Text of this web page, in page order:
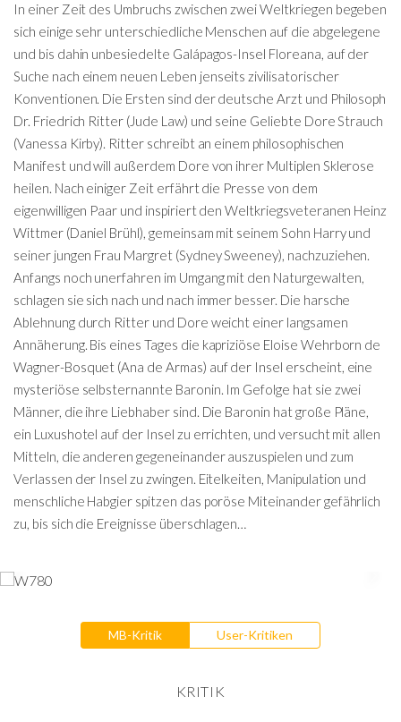
In einer Zeit des Umbruchs zwischen zwei Weltkriegen begeben
sich einige sehr unterschiedliche Menschen auf die abgelegene
und bis dahin unbesiedelte Galápagos-Insel Floreana, auf der
Suche nach einem neuen Leben jenseits zivilisatorischer
Konventionen. Die Ersten sind der deutsche Arzt und Philosoph
Dr. Friedrich Ritter (Jude Law) und seine Geliebte Dore Strauch
(Vanessa Kirby). Ritter schreibt an einem philosophischen
Manifest und will außerdem Dore von ihrer Multiplen Sklerose
heilen. Nach einiger Zeit erfährt die Presse von dem
eigenwilligen Paar und inspiriert den Weltkriegsveteranen Heinz
Wittmer (Daniel Brühl), gemeinsam mit seinem Sohn Harry und
seiner jungen Frau Margret (Sydney Sweeney), nachzuziehen.
Anfangs noch unerfahren im Umgang mit den Naturgewalten,
schlagen sie sich nach und nach immer besser. Die harsche
Ablehnung durch Ritter und Dore weicht einer langsamen
Annäherung. Bis eines Tages die kapriziöse Eloise Wehrborn de
Wagner-Bosquet (Ana de Armas) auf der Insel erscheint, eine
mysteriöse selbsternannte Baronin. Im Gefolge hat sie zwei
Männer, die ihre Liebhaber sind. Die Baronin hat große Pläne,
ein Luxushotel auf der Insel zu errichten, und versucht mit allen
Mitteln, die anderen gegeneinander auszuspielen und zum
Verlassen der Insel zu zwingen. Eitelkeiten, Manipulation und
menschliche Habgier spitzen das poröse Miteinander gefährlich
zu, bis sich die Ereignisse überschlagen…
MB-Kritik User-Kritiken
KRITIK